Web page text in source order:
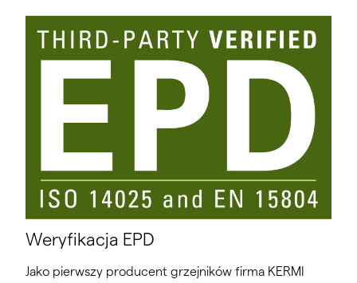
Weryfikacja EPD
Jako pierwszy producent grzejników firma KERMI